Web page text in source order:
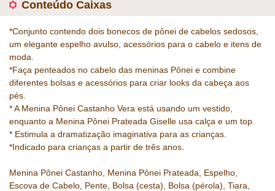
Conteúdo Caixas
*Conjunto contendo dois bonecos de pônei de cabelos sedosos,
um elegante espelho avulso, acessórios para o cabelo e itens de
moda.
*Faça penteados no cabelo das meninas Pônei e combine
diferentes bolsas e acessórios para criar looks da cabeça aos
pés.
* A Menina Pônei Castanho Vera está usando um vestido,
enquanto a Menina Pônei Prateada Giselle usa calça e um top.
* Estimula a dramatização imaginativa para as crianças.
*Indicado para crianças a partir de três anos.
Menina Pônei Castanho, Menina Pônei Prateada, Espelho,
Escova de Cabelo, Pente, Bolsa (cesta), Bolsa (pérola), Tiara,